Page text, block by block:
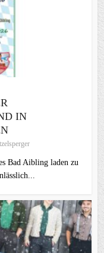
IN
Bad Aibling laden zu